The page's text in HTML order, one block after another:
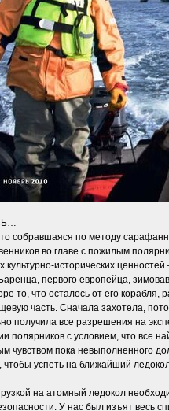
собравшаяся по методу
во главе с пожилым
культурно-исторических
первого европейца,
то, что осталось от его
часть. Сначала захотела,
получила все разрешения на
полярников с условием, что все
чувством пока невыполненного
чтобы успеть на ближайший
на атомный ледокол
У нас был изъят весь